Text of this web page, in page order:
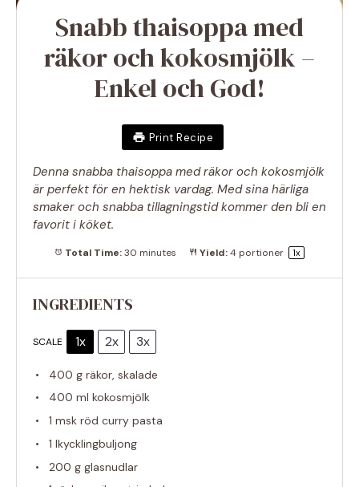
Snabb thaisoppa med
räkor och kokosmjölk –
Enkel och God!
Print Recipe
Denna snabba thaisoppa med räkor och kokosmjölk
är perfekt för en hektisk vardag. Med sina härliga
smaker och snabba tillagningstid kommer den bli en
favorit i köket.
Total Time:30 minutes Yield:4portioner 1x
INGREDIENTS
SCALE 1x 2x 3x
400 g räkor, skalade
400 ml kokosmjölk
1 msk röd curry pasta
1 lkycklingbuljong
200 g glasnudlar